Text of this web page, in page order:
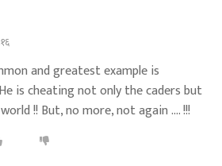
and greatest example is
is cheating not only the caders but
!! But, no more, not again .... !!!